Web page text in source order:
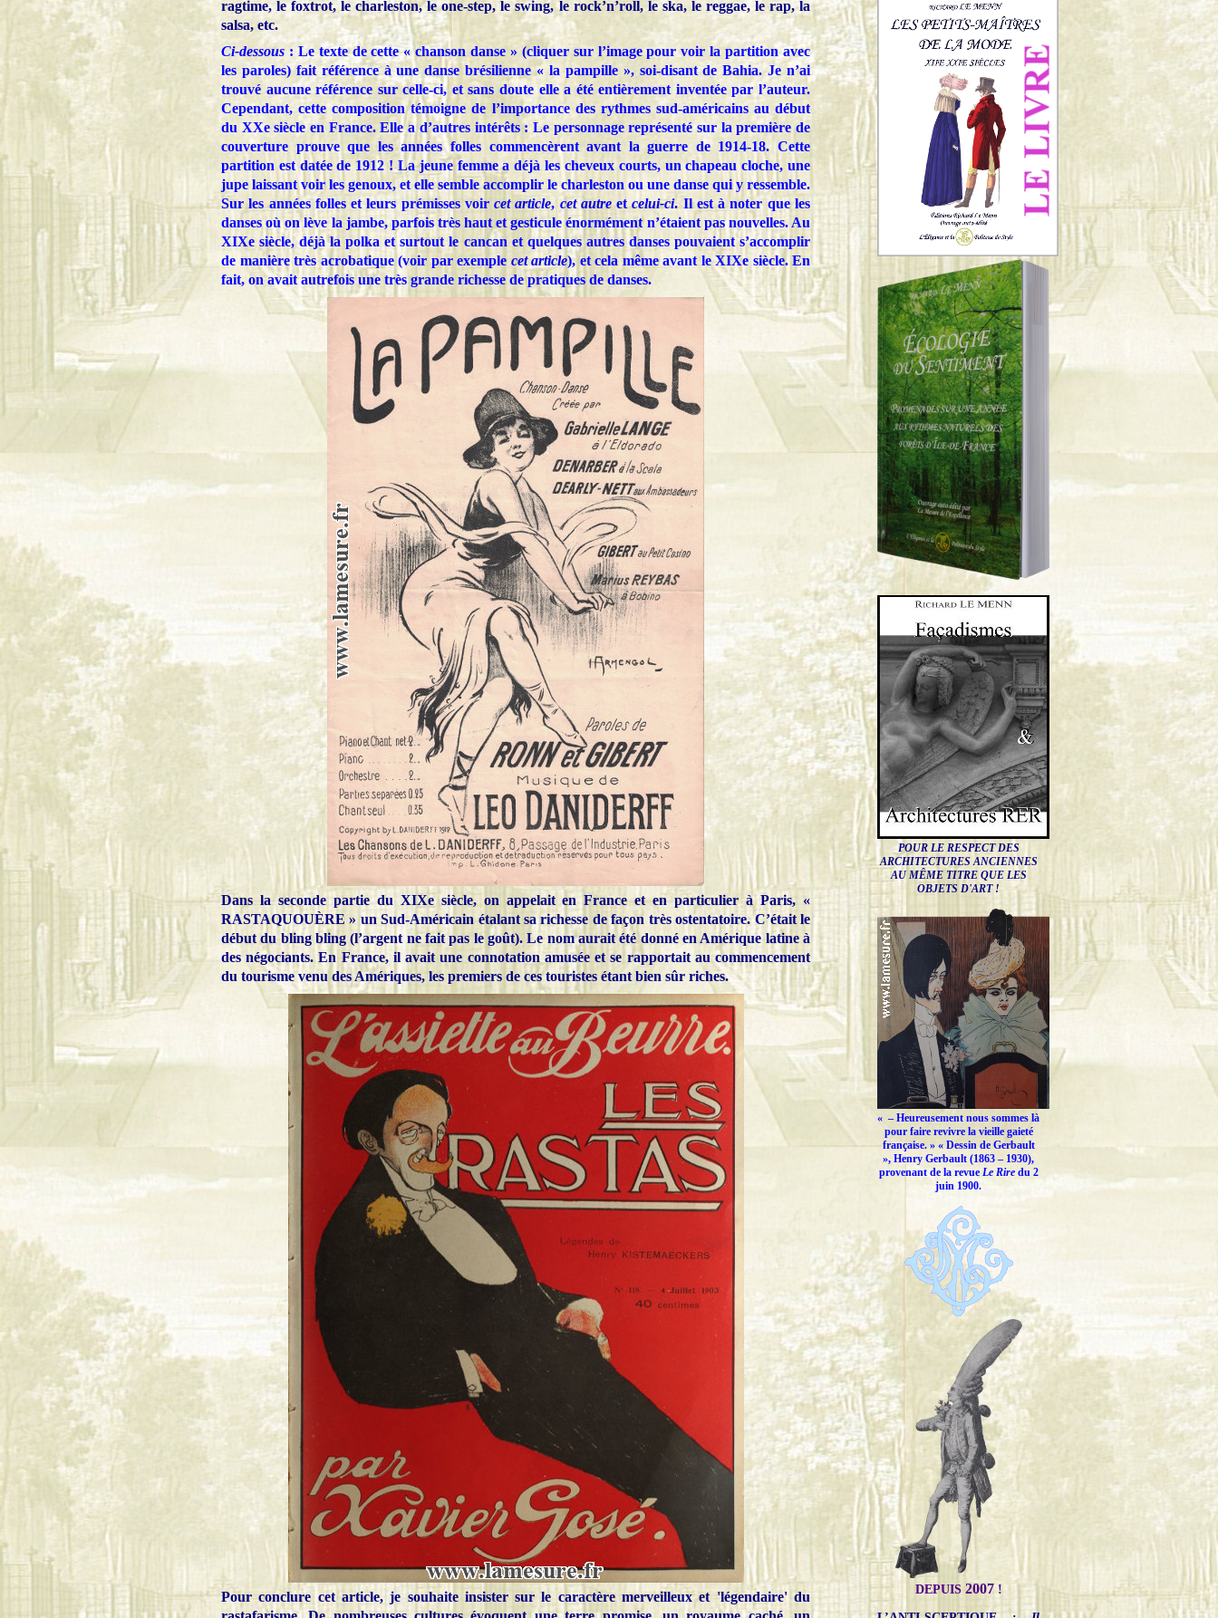
ragtime, le foxtrot, le charleston, le one-step, le swing, le rock’n’roll, le ska, le reggae, le rap, la
salsa, etc.
Ci-dessous : Le texte de cette « chanson danse » (cliquer sur l’image pour voir la partition avec
les paroles) fait référence à une danse brésilienne « la pampille », soi-disant de Bahia. Je n’ai
trouvé aucune référence sur celle-ci, et sans doute elle a été entièrement inventée par l’auteur.
Cependant, cette composition témoigne de l’importance des rythmes sud-américains au début
du XXe siècle en France. Elle a d’autres intérêts : Le personnage représenté sur la première de
couverture prouve que les années folles commencèrent avant la guerre de 1914-18. Cette
partition est datée de 1912 ! La jeune femme a déjà les cheveux courts, un chapeau cloche, une
jupe laissant voir les genoux, et elle semble accomplir le charleston ou une danse qui y ressemble.
Sur les années folles et leurs prémisses voircet article, cet autreetcelui-ci. Il est à noter que les
danses où on lève la jambe, parfois très haut et gesticule énormément n’étaient pas nouvelles. Au
XIXe siècle, déjà la polka et surtout le cancan et quelques autres danses pouvaient s’accomplir
de manière très acrobatique (voir par exemple cet article), et cela même avant le XIXe siècle. En
fait, on avait autrefois une très grande richesse de pratiques de danses.
Dans la seconde partie du XIXe siècle, on appelait en France et en particulier à Paris, «
RASTAQUOUÈRE » un Sud-Américain étalant sa richesse de façon très ostentatoire. C’était le
début du bling bling (l’argent ne fait pas le goût). Le nom aurait été donné en Amérique latine à
des négociants. En France, il avait une connotation amusée et se rapportait au commencement
du tourisme venu des Amériques, les premiers de ces touristes étant bien sûr riches.
Pour conclure cet article, je souhaite insister sur le caractère merveilleux et 'légendaire' du
POUR LE RESPECT DES
ARCHITECTURES ANCIENNES
AU MÊME TITRE QUE LES
OBJETS D'ART !
« – Heureusement nous sommes là
pour faire revivre la vieille gaieté
française.» « Dessin de Gerbault
», Henry Gerbault (1863 – 1930),
provenant de la revue Le Riredu 2
juin 1900.
DEPUIS 2007!